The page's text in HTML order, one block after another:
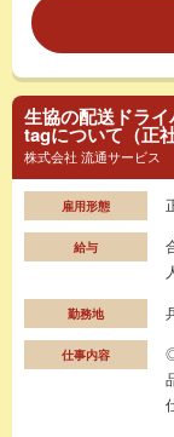
生協の配送ドラ
tagについて（正
株式会社 流通サービス
雇用形態
給与
勤務地
仕事内容